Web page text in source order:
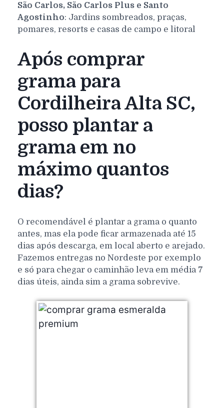
São Carlos, São Carlos Plus e Santo
Agostinho: Jardins sombreados, praças,
pomares, resorts e casas de campo e litoral
Após comprar
grama para
Cordilheira Alta SC,
posso plantar a
grama em no
máximo quantos
dias?
O recomendável é plantar a grama o quanto
antes, mas ela pode ficar armazenada até 15
dias após descarga, em local aberto e arejado.
Fazemos entregas no Nordeste por exemplo
e só para chegar o caminhão leva em média 7
dias úteis, ainda sim a grama sobrevive.